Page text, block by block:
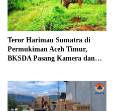
Teror Harimau Sumatra di
Permukiman Aceh Timur,
BKSDA Pasang Kamera dan